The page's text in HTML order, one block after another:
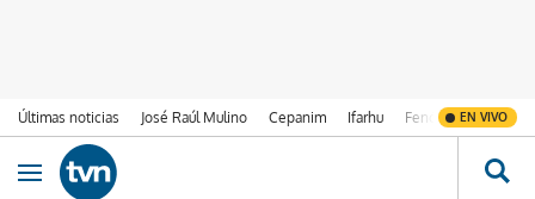
Últimas noticias José Raúl Mulino Cepanim Ifarhu Fenómeno de El
EN VIVO
Ir al contenido
Obrir navegació